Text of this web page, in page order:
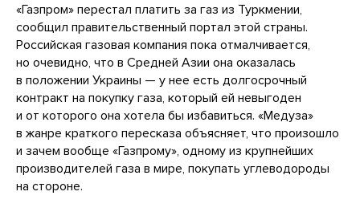
«Газпром» перестал платить за газ из Туркмении,
сообщил правительственный портал этой страны.
Российская газовая компания пока отмалчивается,
но очевидно, что в Средней Азии она оказалась
в положении Украины — у нее есть долгосрочный
контракт на покупку газа, который ей невыгоден
и от которого она хотела бы избавиться. «Медуза»
в жанре краткого пересказа объясняет, что произошло
и зачем вообще «Газпрому», одному из крупнейших
производителей газа в мире, покупать углеводороды
на стороне.